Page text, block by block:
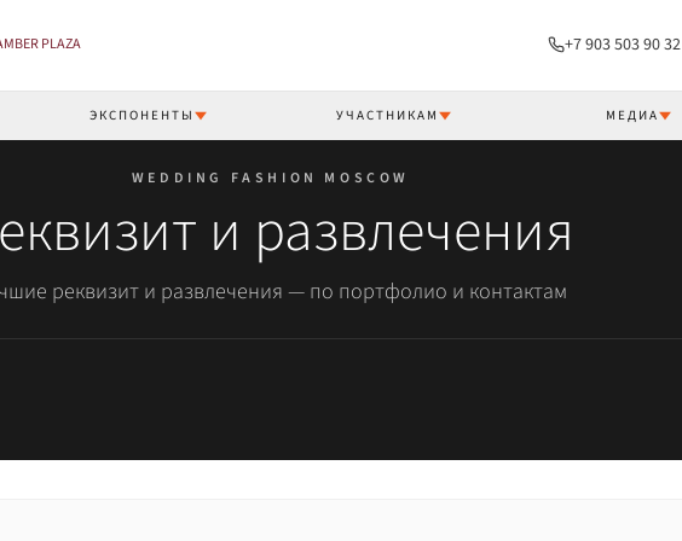
PLAZA +7 903 503 90 32
ЭКСПОНЕНТЫ УЧАСТНИКАМ МЕДИА
WEDDING FASHION MOSCOW
и развлечения
реквизит и развлечения — по портфолио и контактам